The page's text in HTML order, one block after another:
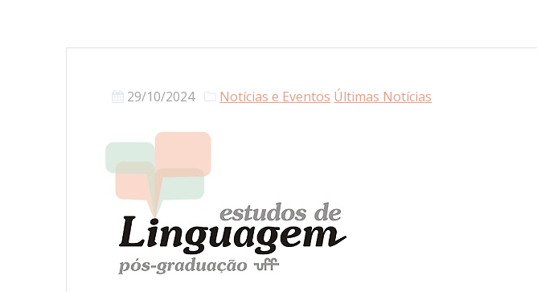
29/10/2024 Notícias e Eventos Últimas Notícias